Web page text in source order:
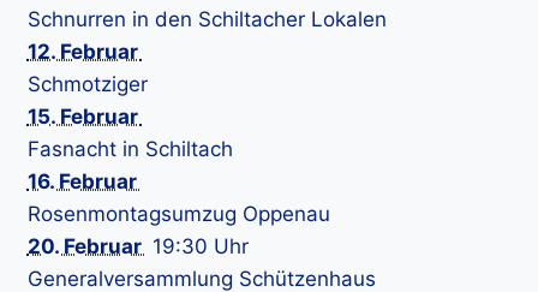
Schnurren in den Schiltacher Lokalen
12. Februar
Schmotziger
15. Februar
Fasnacht in Schiltach
16. Februar
Rosenmontagsumzug Oppenau
20. Februar 19:30 Uhr
Generalversammlung Schützenhaus